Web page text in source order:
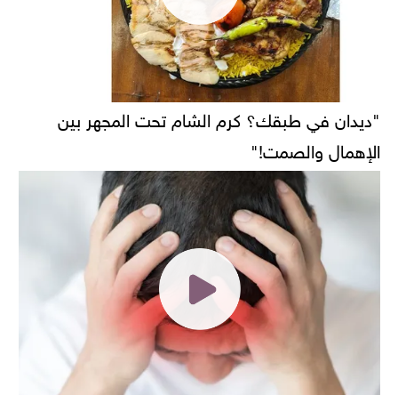
"ديدان في طبقك؟ كرم الشام تحت المجهر بين
الإهمال والصمت!"